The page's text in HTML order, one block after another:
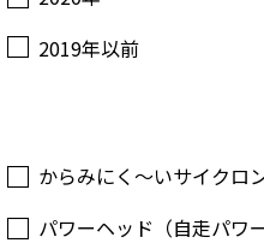
2019年以前
からみにく～いサイクロ
パワーヘッド（自走パワ